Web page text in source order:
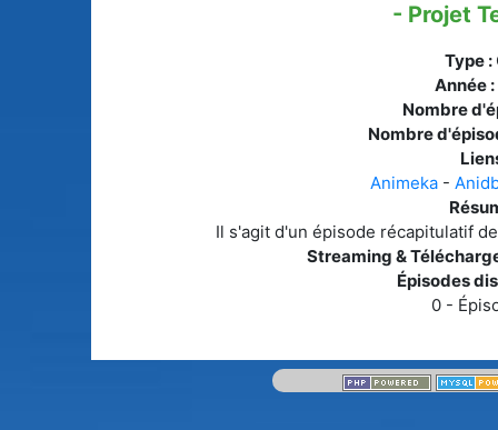
Mangas
Tous les mangas
- Projet
Type :
Année :
Nombre
Nombre
Animeka -
Il s'agit d'un épisode récapitulatif
Streaming &
Épisodes
0 -